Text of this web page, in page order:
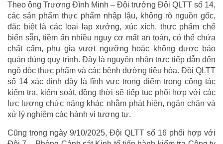
Theo ông Trương Đình Minh – Đội trưởng Đội QLTT số 14,
các sản phẩm thực phẩm nhập lậu, không rõ nguồn gốc,
đặc biệt là các loại lạp xưởng, xúc xích, thực phẩm chế
biến sẵn, tiềm ẩn nhiều nguy cơ mất an toàn, có thể chứa
chất cấm, phụ gia vượt ngưỡng hoặc không được bảo
quản đúng quy trình. Đây là nguyên nhân trực tiếp dẫn đến
ngộ độc thực phẩm và các bệnh đường tiêu hóa. Đội QLTT
số 14 xác định đây là lĩnh vực trọng điểm trong công tác
kiểm tra, kiểm soát, đồng thời sẽ tiếp tục phối hợp với các
lực lượng chức năng khác nhằm phát hiện, ngăn chặn và
xử lý nghiêm các hành vi tương tự.
Cũng trong ngày 9/10/2025, Đội QLTT số 16 phối hợp với